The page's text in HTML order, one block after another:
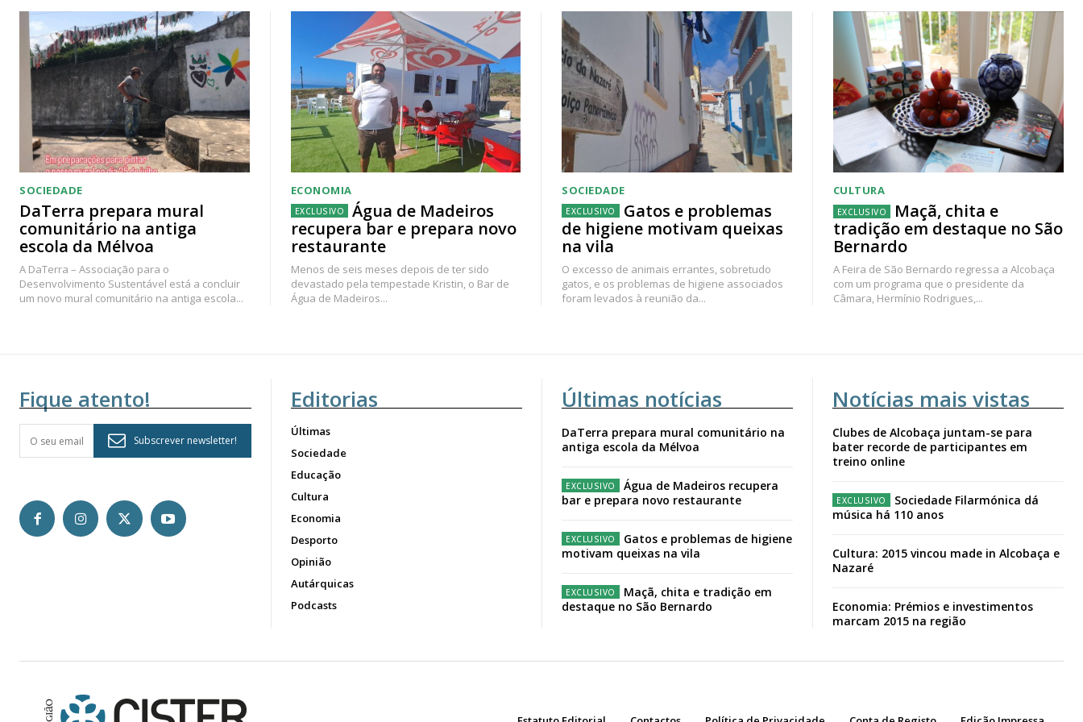
SOCIEDADE
DaTerra prepara mural
comunitário na antiga
escola da Mélvoa
A DaTerra – Associação para o
Desenvolvimento Sustentável está a concluir
um novo mural comunitário na antiga escola...
ECONOMIA
Água de Madeiros
recupera bar e prepara novo
restaurante
Menos de seis meses depois de ter sido
devastado pela tempestade Kristin, o Bar de
Água de Madeiros...
SOCIEDADE
Gatos e problemas
de higiene motivam queixas
na vila
O excesso de animais errantes, sobretudo
gatos, e os problemas de higiene associados
foram levados à reunião da...
CULTURA
Maçã, chita e
tradição em destaque no São
Bernardo
A Feira de São Bernardo regressa a Alcobaça
com um programa que o presidente da
Câmara, Hermínio Rodrigues,...
Fique atento!
Subscrever newsletter!
Editorias
Últimas
Sociedade
Educação
Cultura
Economia
Desporto
Opinião
Autárquicas
Podcasts
Últimas notícias
DaTerra prepara mural comunitário na
antiga escola da Mélvoa
Água de Madeiros recupera
bar e prepara novo restaurante
Gatos e problemas de higiene
motivam queixas na vila
Maçã, chita e tradição em
destaque no São Bernardo
Notícias mais vistas
Clubes de Alcobaça juntam-se para
bater recorde de participantes em
treino online
Sociedade Filarmónica dá
música há 110 anos
Cultura: 2015 vincou made in Alcobaça e
Nazaré
Economia: Prémios e investimentos
marcam 2015 na região